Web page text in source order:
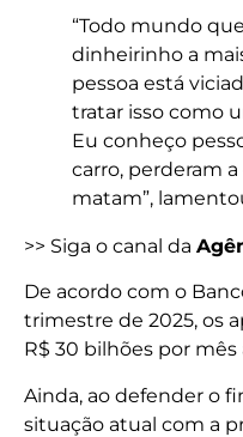
“Todo mundo
dinheirinho a
pessoa está
tratar isso como
Eu conheço
carro, perderam a
matam”,
>> Siga o canal da
De acordo com o
trimestre de 2025, os
R$ 30 bilhões por mês
Ainda, ao defender o
situação atual com a